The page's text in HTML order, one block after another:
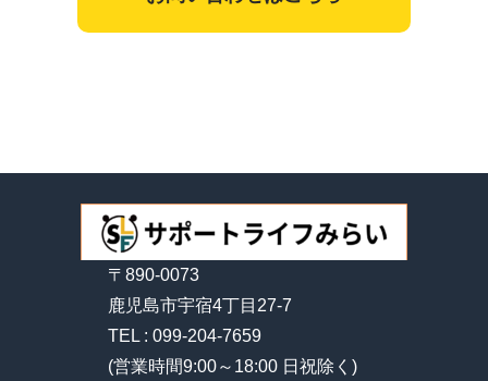
〒890-0073
鹿児島市宇宿4丁目27-7
TEL : 099-204-7659
(営業時間9:00～18:00 日祝除く)